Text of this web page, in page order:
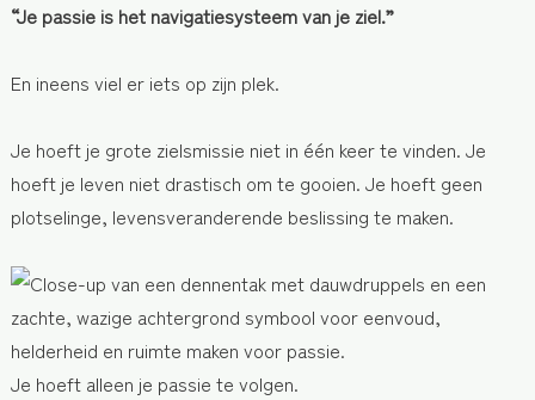
“Je passie is het navigatiesysteem van je ziel.”
En ineens viel er iets op zijn plek.
Je hoeft je grote zielsmissie niet in één keer te vinden. Je
hoeft je leven niet drastisch om te gooien. Je hoeft geen
plotselinge, levensveranderende beslissing te maken.
Je hoeft alleen je passie te volgen.